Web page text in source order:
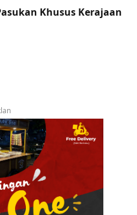
Khusus Kerajaan